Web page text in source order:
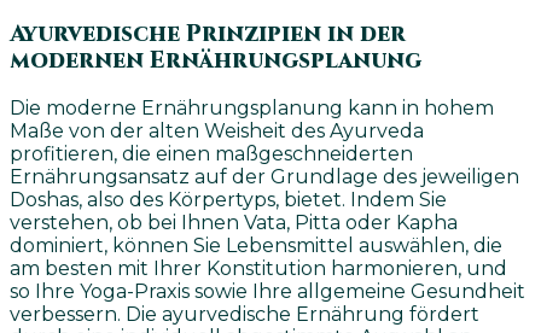
Ayurvedische Prinzipien in der
modernen Ernährungsplanung
Die moderne Ernährungsplanung kann in hohem
Maße von der alten Weisheit des Ayurveda
profitieren, die einen maßgeschneiderten
Ernährungsansatz auf der Grundlage des jeweiligen
Doshas, also des Körpertyps, bietet. Indem Sie
verstehen, ob bei Ihnen Vata, Pitta oder Kapha
dominiert, können Sie Lebensmittel auswählen, die
am besten mit Ihrer Konstitution harmonieren, und
so Ihre Yoga-Praxis sowie Ihre allgemeine Gesundheit
verbessern. Die ayurvedische Ernährung fördert